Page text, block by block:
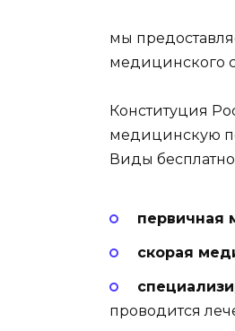
мы
медицинского
Конституция
медицинскую
Виды
первичная
скорая
проводится